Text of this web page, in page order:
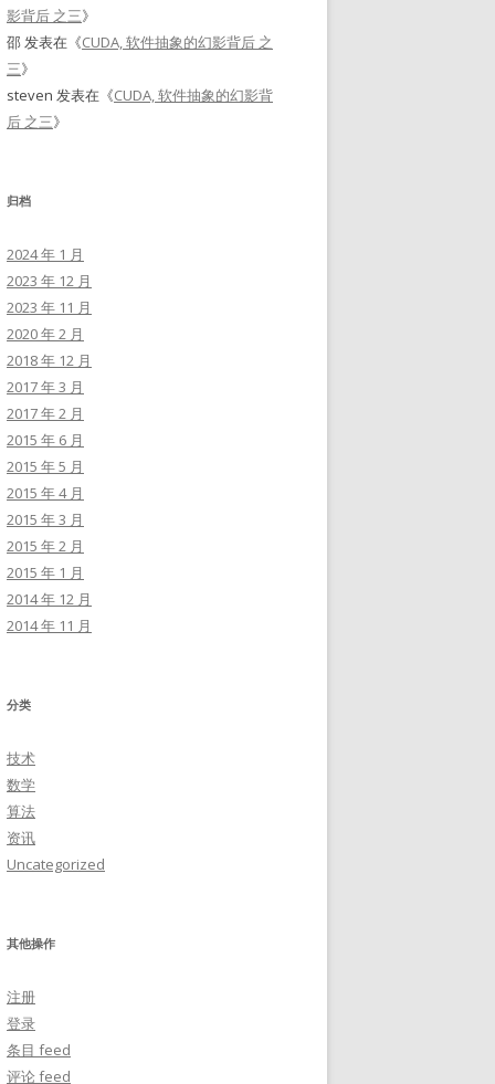
影背后 之三》
邵发表在《CUDA, 软件抽象的幻影背后 之
三》
steven 发表在《CUDA, 软件抽象的幻影背
后 之三》
归档
2024 年 1 月
2023 年 12 月
2023 年 11 月
2020 年 2 月
2018 年 12 月
2017 年 3 月
2017 年 2 月
2015 年 6 月
2015 年 5 月
2015 年 4 月
2015 年 3 月
2015 年 2 月
2015 年 1 月
2014 年 12 月
2014 年 11 月
分类
技术
数学
算法
资讯
Uncategorized
其他操作
注册
登录
条目 feed
评论 feed